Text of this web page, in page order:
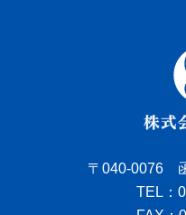
〒040-0076
TEL：